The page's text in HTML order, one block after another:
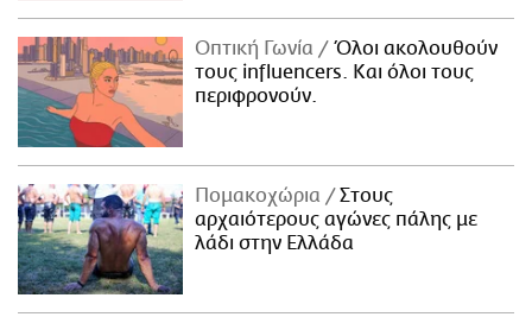
Οπτική Γωνία
Όλοι ακολουθούν
τους influencers. Και όλοι τους
περιφρονούν.
Πομακοχώρια
Στους
αρχαιότερους αγώνες πάλης με
λάδι στην Ελλάδα